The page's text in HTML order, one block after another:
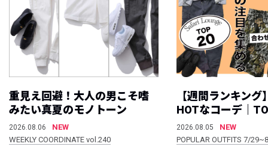
重見え回避！大人の男こそ嗜
みたい真夏のモノトーン
2026.08.06
NEW
WEEKLY COORDINATE vol.240
【週間ランキング
HOTなコーデ｜
2026.08.05
NEW
POPULAR OUTFITS 7/